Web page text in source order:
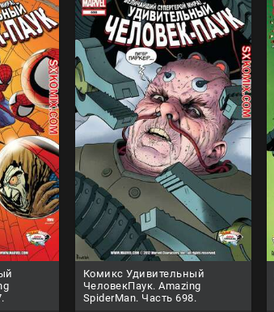
Комикс Удивительный
ЧеловекПаук. Amazing
SpiderMan. Часть 698.